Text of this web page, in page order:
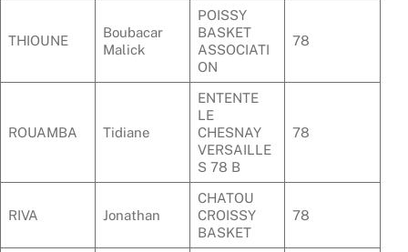
THIOUNE
Boubacar
Malick
POISSY
BASKET
ASSOCIATI
ON
78
ROUAMBA Tidiane
ENTENTE
LE
CHESNAY
VERSAILLE
S 78 B
78
RIVA Jonathan
CHATOU
CROISSY
BASKET
78